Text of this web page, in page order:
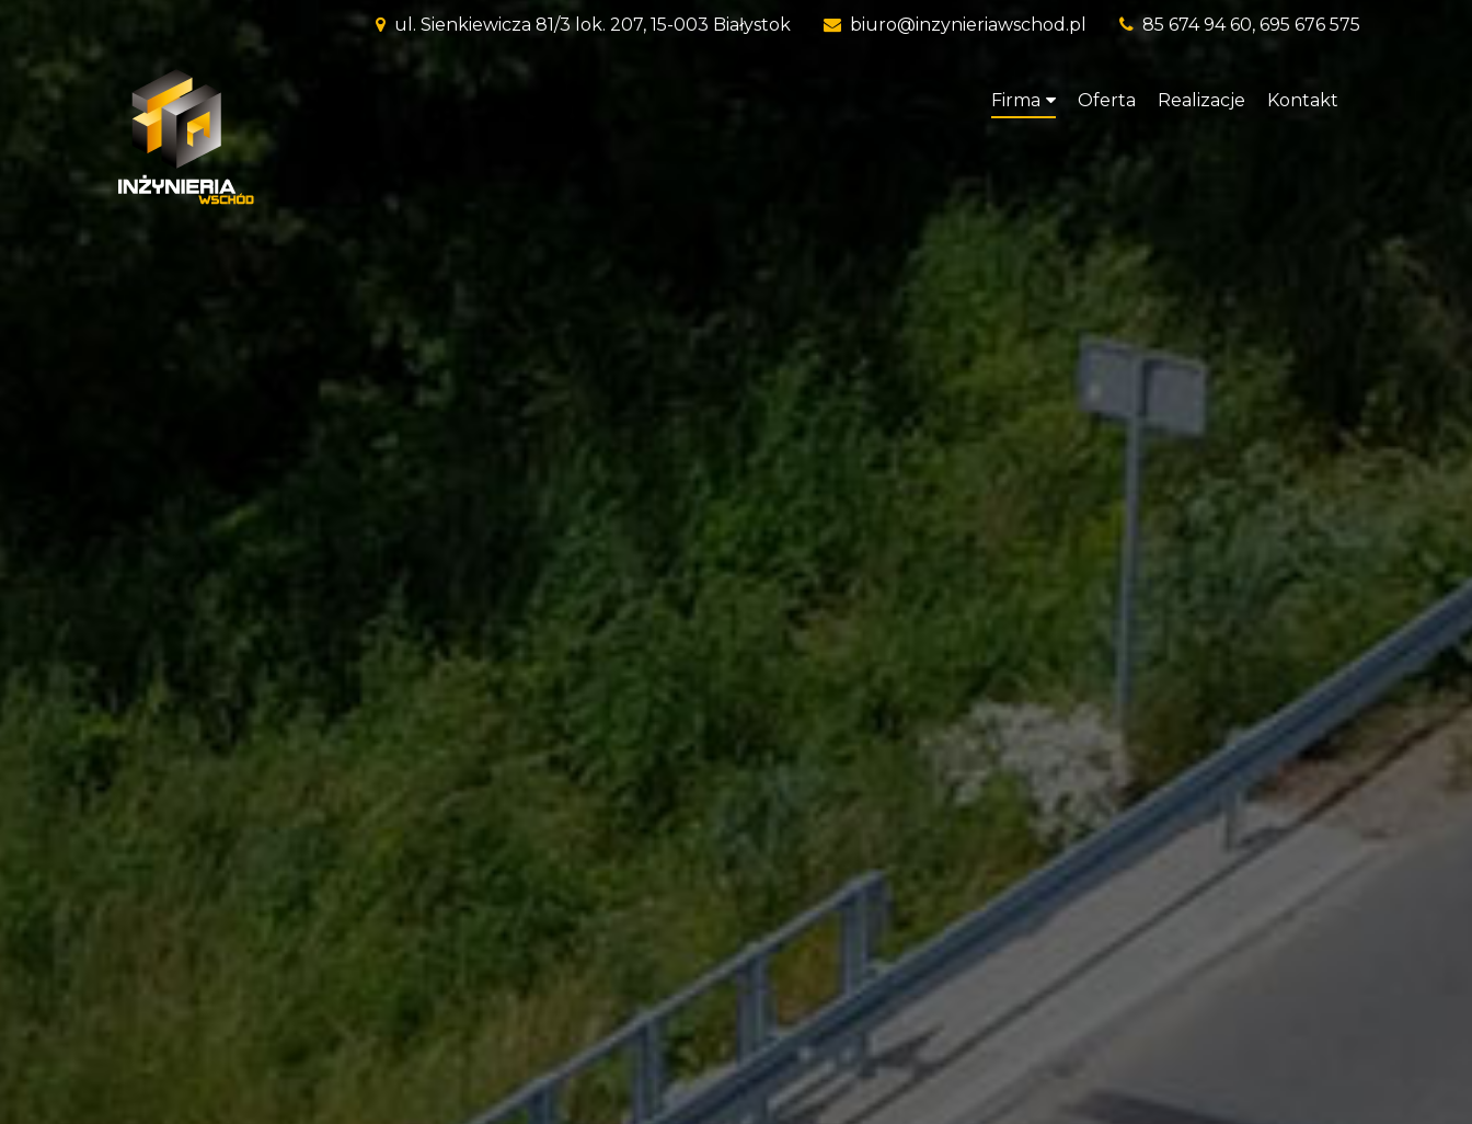
ul. Sienkiewicza 81/3 lok. 207, 15-003 Białystok biuro@inzynieriawschod.pl 85 674 94 60, 695 676 575
Firma Oferta Realizacje Kontakt